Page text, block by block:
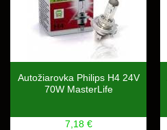
Autožiarovka Philips H4 24V
70W MasterLife
7,18 €